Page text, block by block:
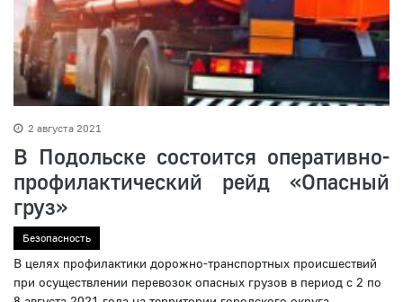
2 августа 2021
В Подольске состоится оперативно-
профилактический рейд «Опасный
груз»
Безопасность
В целях профилактики дорожно-транспортных происшествий
при осуществлении перевозок опасных грузов в период с 2 по